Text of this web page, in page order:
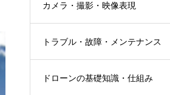
カメラ・撮影・映像表現
トラブル・故障・メンテナンス
ドローンの基礎知識・仕組み